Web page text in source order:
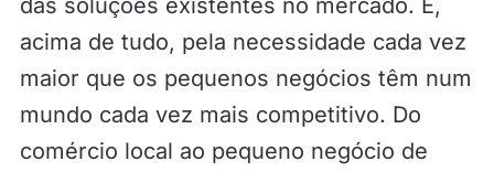
acima de tudo, pela necessidade cada vez
maior que os pequenos negócios têm num
mundo cada vez mais competitivo. Do
comércio local ao pequeno negócio de